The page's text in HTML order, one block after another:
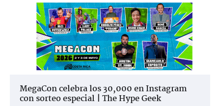
MegaCon celebra los 30,000 en Instagram
con sorteo especial | The Hype Geek